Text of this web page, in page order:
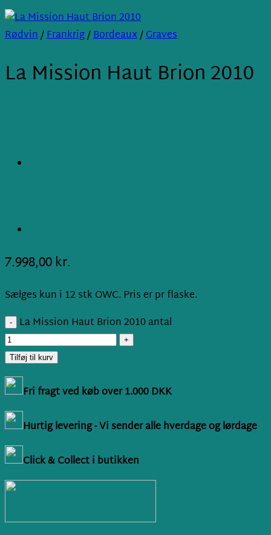
Rødvin/Frankrig/Bordeaux/Graves
La Mission Haut Brion 2010
7.998,00kr.
Sælges kun i 12 stk OWC. Pris er pr flaske.
La Mission Haut Brion 2010 antal
Tilføj til kurv
Fri fragt ved køb over 1.000 DKK
Hurtig levering - Vi sender alle hverdage og lørdage
Click & Collect i butikken